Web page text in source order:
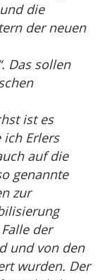
die
der neuen
Das sollen
ist es
ich Erlers
auf die
genannte
zur
der
und von den
wurden. Der